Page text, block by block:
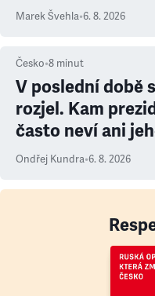
Marek Švehla•6. 8. 2026
Česko•8 minut
V poslední době
rozjel. Kam
často neví ani
Ondřej Kundra•6. 8. 2026